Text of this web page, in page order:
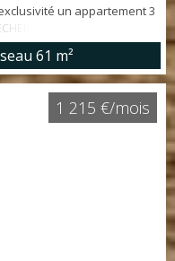
un appartement 3
Appartement
offrant: entrée, cuisine
salle de bains et
PARKING privative et une
Les risques
61 m²
1 215 €/mois